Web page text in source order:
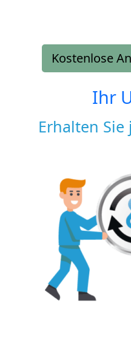
Kostenlose
Ihr
Erhalten